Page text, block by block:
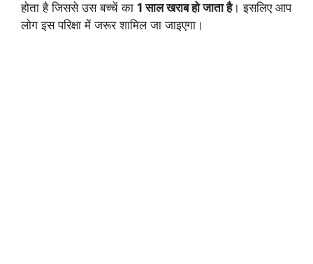
होता है जिससे उस बच्चें का 1 साल खराब हो जाता है। इसलिए आप
लोग इस परिक्षा में जरूर शामिल जा जाइएगा।